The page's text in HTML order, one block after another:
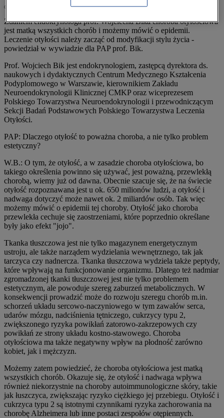
Zdaniem endokrynologa prof. Wojciecha Bika choroba otyłościowa
jest matką wszystkich chorób i możemy mówić o epidemii.
Leczenie otyłości należy zacząć od modyfikacji stylu życia -
powiedział w wywiadzie dla PAP prof. Bik.
Prof. Wojciech Bik jest endokrynologiem, zastępcą dyrektora ds.
naukowych i dydaktycznych Centrum Medycznego Kształcenia
Podyplomowego w Warszawie, kierownikiem Zakładu
Neuroendokrynologii Klinicznej CMKP oraz wiceprezesem
Polskiego Towarzystwa Neuroendokrynologii i przewodniczącym
Sekcji Badań Podstawowych Polskiego Towarzystwa Leczenia
Otyłości.
PAP: Dlaczego otyłość to poważna choroba, a nie tylko problem
estetyczny?
W.B.: O tym, że otyłość, a w zasadzie choroba otyłościowa, bo
takiego określenia powinno się używać, jest poważną, przewlekłą
chorobą, wiemy już od dawna. Obecnie szacuje się, że na świecie
otyłość rozpoznawana jest u ok. 650 milionów ludzi, a otyłość i
nadwaga dotyczyć może nawet ok. 2 miliardów osób. Tak więc
możemy mówić o epidemii tej choroby. Otyłość jako choroba
przewlekła cechuje się zaostrzeniami, które poprzednio określane
były jako efekt "jojo".
Tkanka tłuszczowa jest nie tylko magazynem energetycznym
ustroju, ale także narządem wydzielania wewnętrznego, tak jak
tarczyca czy nadnercza. Tkanka tłuszczowa wydziela także peptydy,
które wpływają na funkcjonowanie organizmu. Dlatego też nadmiar
zgromadzonej tkanki tłuszczowej jest nie tylko problemem
estetycznym, ale powoduje szereg zaburzeń metabolicznych. W
konsekwencji prowadzić może do rozwoju szeregu chorób m.in.
schorzeń układu sercowo-naczyniowego w tym zawałów serca,
udarów mózgu, nadciśnienia tętniczego, cukrzycy typu 2,
zwiększonego ryzyka powikłań zatorowo-zakrzepowych czy
powikłań ze strony układu kostno-stawowego. Choroba
otyłościowa ma także negatywny wpływ na płodność zarówno
kobiet, jak i mężczyzn.
Możemy zatem powiedzieć, że choroba otyłościowa jest matką
wszystkich chorób. Okazuje się, że otyłość i nadwaga wpływa
również niekorzystnie na choroby autoimmunologiczne skóry, takie
jak łuszczyca, zwiększając ryzyko ciężkiego jej przebiegu. Otyłość i
cukrzyca typu 2 są istotnymi czynnikami ryzyka zachorowania na
chorobę Alzheimera lub inne postaci zespołów otępiennych.